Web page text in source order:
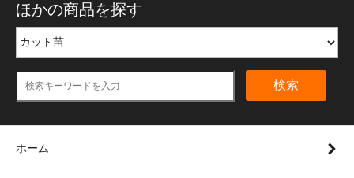
ほかの商品を探す
検索
ホーム